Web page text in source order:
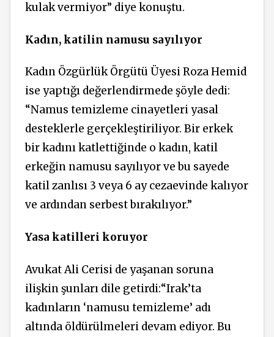
kulak vermiyor” diye konuştu.
Kadın, katilin namusu sayılıyor
Kadın Özgürlük Örgütü Üyesi Roza Hemid
ise yaptığı değerlendirmede şöyle dedi:
“Namus temizleme cinayetleri yasal
desteklerle gerçekleştiriliyor. Bir erkek
bir kadını katlettiğinde o kadın, katil
erkeğin namusu sayılıyor ve bu sayede
katil zanlısı 3 veya 6 ay cezaevinde kalıyor
ve ardından serbest bırakılıyor.”
Yasa katilleri koruyor
Avukat Ali Cerisi de yaşanan soruna
ilişkin şunları dile getirdi:“Irak’ta
kadınların ‘namusu temizleme’ adı
altında öldürülmeleri devam ediyor. Bu